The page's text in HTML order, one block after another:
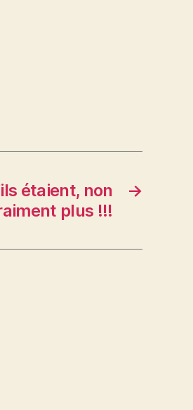
→
étaient, non
plus !!!